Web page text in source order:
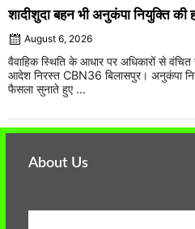
शादीशुदा बहन भी अनुकंपा नियुक्ति की
August 6, 2026
वैवाहिक स्थिति के आधार पर अधिकारों से
आदेश निरस्त CBN36 बिलासपुर। अनुकंपा
फैसला सुनाते हुए ...
About Us